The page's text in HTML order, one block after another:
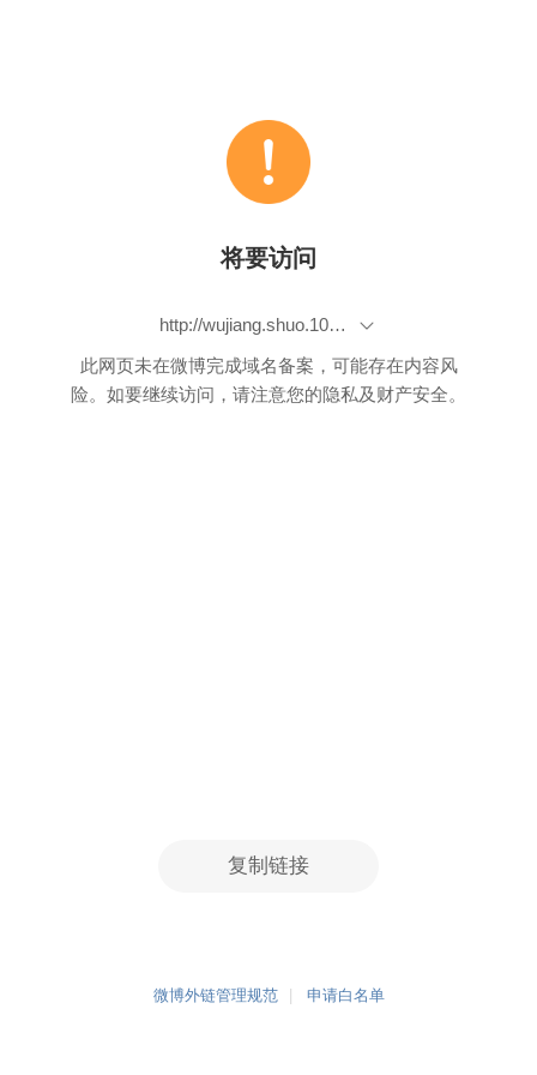
将要访问
http://wujiang.shuo.108sq.cn/Detail/3418300
此网页未在微博完成域名备案，可能存在内容风
险。如要继续访问，请注意您的隐私及财产安全。
复制链接
微博外链管理规范 申请白名单